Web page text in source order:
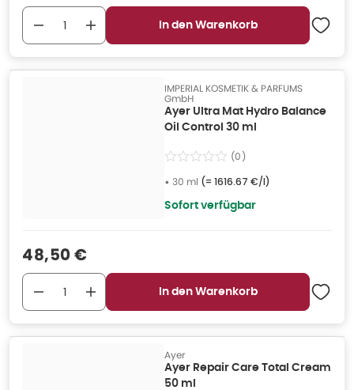
In den Warenkorb
IMPERIAL KOSMETIK & PARFUMS
GmbH
Ayer Ultra Mat Hydro Balance
Oil Control 30 ml
(0)
• 30 ml (= 1616.67 €/l)
Sofort verfügbar
Verkaufspreis
48,50 €
In den Warenkorb
Ayer
Ayer Repair Care Total Cream
50 ml